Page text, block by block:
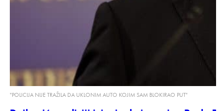
"POLICIJA NIJE TRAŽILA DA UKLONIM AUTO KOJIM SAM BLOKIRAO PUT"